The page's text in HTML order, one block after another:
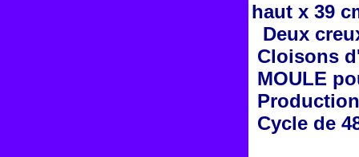
haut x 39
Deux
Cloisons
MOULE
Cycle de